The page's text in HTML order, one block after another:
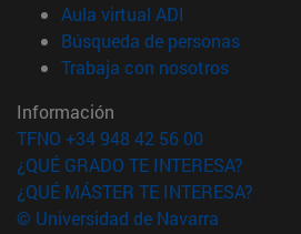
Aula virtual ADI
Búsqueda de personas(abre
Trabaja con nosotros(abre en
Información
TFNO +34 948 42 56 00
¿QUÉ GRADO TE INTERESA?
¿QUÉ MÁSTER TE INTERESA?
© Universidad de Navarra